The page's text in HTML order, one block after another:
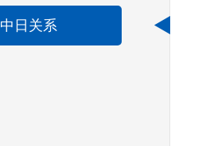
中日关系